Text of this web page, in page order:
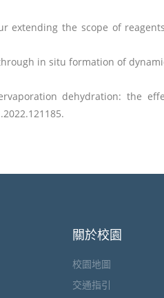
extending the scope of
in situ formation of
dehydration: the
關於校園
校園地圖
交通指引